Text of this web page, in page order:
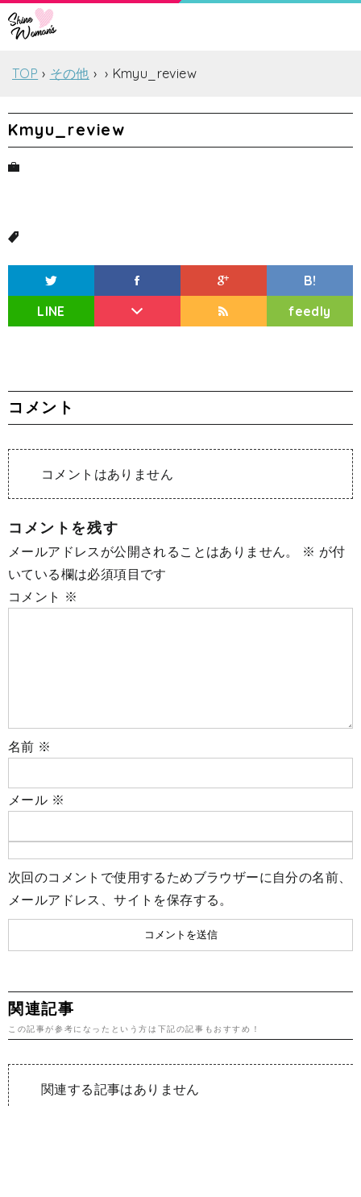
TOP その他 Kmyu_review
Kmyu_review
B!
LINE
feedly
コメント
コメントはありません
コメントを残す
メールアドレスが公開されることはありません。 ※ が付
いている欄は必須項目です
コメント ※
名前 ※
メール ※
次回のコメントで使用するためブラウザーに自分の名前、
メールアドレス、サイトを保存する。
関連記事
この記事が参考になったという方は下記の記事もおすすめ！
関連する記事はありません